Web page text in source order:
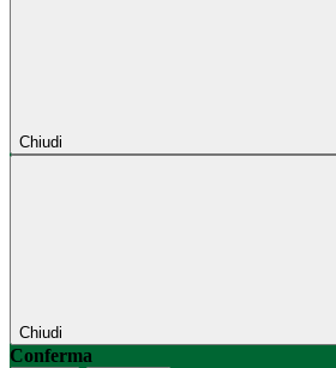
Chiudi
Chiudi
Conferma